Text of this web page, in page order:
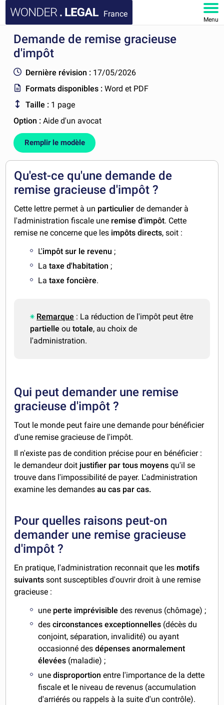
France
Menu
ACCUEIL
FAQ
MON COMPTE
Demande de remise gracieuse
d'impôt
Dernière révision : 17/05/2026
Formats disponibles :Word et PDF
Taille : 1 page
Option :Aide d'un avocat
Remplir le modèle
Qu'est-ce qu'une demande de
remise gracieuse d'impôt ?
Cette lettre permet à un particulier de demander à
l'administration fiscale une remise d'impôt. Cette
remise ne concerne que les impôts directs, soit :
L'impôt sur le revenu ;
Lataxe d'habitation ;
Lataxe foncière.
Remarque : La réduction de l'impôt peut être
partielle outotale, au choix de
l'administration.
Qui peut demander une remise
gracieuse d'impôt ?
Tout le monde peut faire une demande pour bénéficier
d'une remise gracieuse de l'impôt.
Il n'existe pas de condition précise pour en bénéficier :
le demandeur doit justifier par tous moyens qu'il se
trouve dans l'impossibilité de payer. L'administration
examine les demandesau cas par cas.
Pour quelles raisons peut-on
demander une remise gracieuse
d'impôt ?
En pratique, l'administration reconnait que les motifs
suivants sont susceptibles d'ouvrir droit à une remise
gracieuse :
une perte imprévisible des revenus (chômage) ;
descirconstances exceptionnelles (décès du
conjoint, séparation, invalidité) ou ayant
occasionné desdépenses anormalement
élevées (maladie) ;
unedisproportion entre l'importance de la dette
fiscale et le niveau de revenus (accumulation
d'arriérés ou rappels à la suite d'un contrôle).